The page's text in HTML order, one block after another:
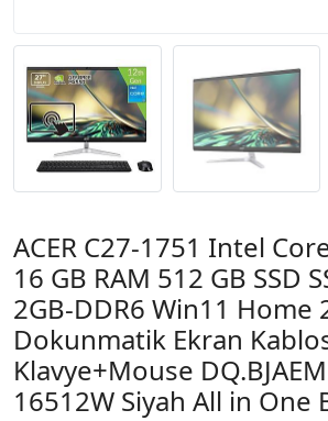
ACER C27-1751 Intel
16 GB RAM 512 GB SSD
2GB-DDR6 Win11 Home
Dokunmatik Ekran
Klavye+Mouse
16512W Siyah All in One